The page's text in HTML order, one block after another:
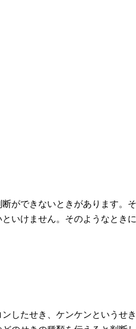
ができないときがあります。
いけません。そのようなとき
したせき、ケンケンというせ